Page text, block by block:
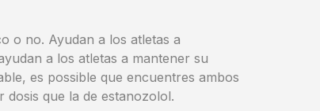
o no. Ayudan a los atletas a
a los atletas a mantener su
es possible que encuentres ambos
que la de estanozolol.